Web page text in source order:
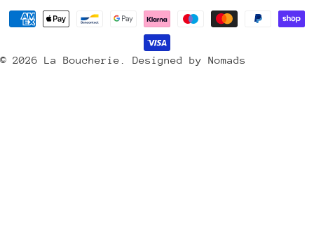
/
© 2026 La Boucherie Designed by Nomads
Méthodes
payement